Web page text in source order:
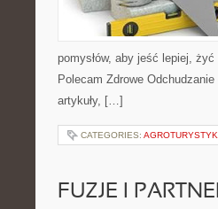
pomysłów, aby jeść lepiej,
Polecam Zdrowe
artykuły, […]
CATEGORIES:
FUZJE I